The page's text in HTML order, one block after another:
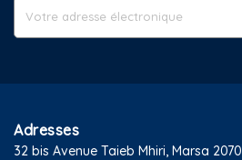
Adresses
32 bis Avenue Taieb Mhiri, Marsa 2070